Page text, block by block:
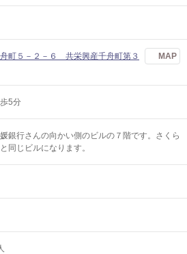
町５－２－６ 共栄興産千舟町第３
MAP
5分
銀行さんの向かい側のビルの７階です。さくら
同じビルになります。